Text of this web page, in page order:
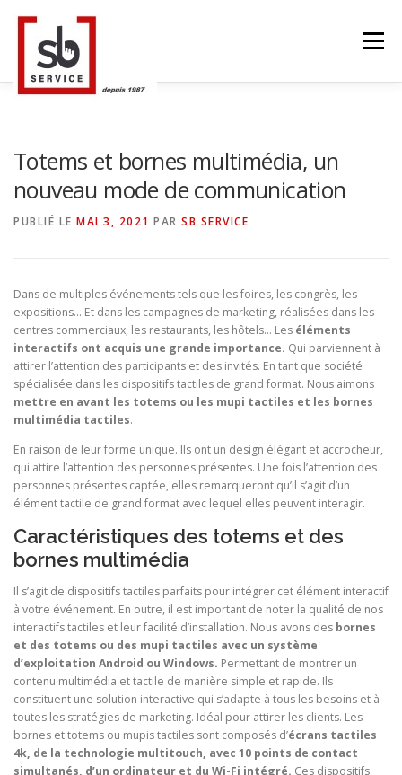
contenu
Menu
BLOG LANGUE
Totems et bornes multimédia, un
nouveau mode de communication
PUBLIÉ LE MAI 3, 2021 PAR SB SERVICE
Dans de multiples événements tels que les foires, les congrès, les
expositions… Et dans les campagnes de marketing, réalisées dans les
centres commerciaux, les restaurants, les hôtels… Les éléments
interactifs ont acquis une grande importance. Qui parviennent à
attirer l’attention des participants et des invités. En tant que société
spécialisée dans les dispositifs tactiles de grand format. Nous aimons
mettre en avant les totems ou les mupi tactiles et les bornes
multimédia tactiles.
En raison de leur forme unique. Ils ont un design élégant et accrocheur,
qui attire l’attention des personnes présentes. Une fois l’attention des
personnes présentes captée, elles remarqueront qu’il s’agit d’un
élément tactile de grand format avec lequel elles peuvent interagir.
Caractéristiques des totems et des
bornes multimédia
Il s’agit de dispositifs tactiles parfaits pour intégrer cet élément interactif
à votre événement. En outre, il est important de noter la qualité de nos
interactifs tactiles et leur facilité d’installation. Nous avons des bornes
et des totems ou des mupi tactiles avec un système
d’exploitation Android ou Windows. Permettant de montrer un
contenu multimédia et tactile de manière simple et rapide. Ils
constituent une solution interactive qui s’adapte à tous les besoins et à
toutes les stratégies de marketing. Idéal pour attirer les clients. Les
bornes et totems ou mupis tactiles sont composés d’écrans tactiles
4k, de la technologie multitouch, avec 10 points de contact
simultanés, d’un ordinateur et du Wi-Fi intégré. Ces dispositifs